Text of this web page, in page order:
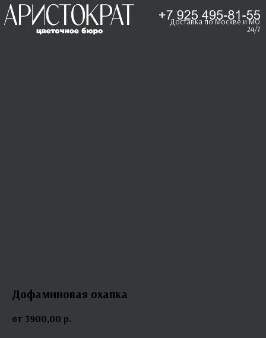
Доставка по Москве и МО
24/7
Дофаминовая охапка
3900,00 р.